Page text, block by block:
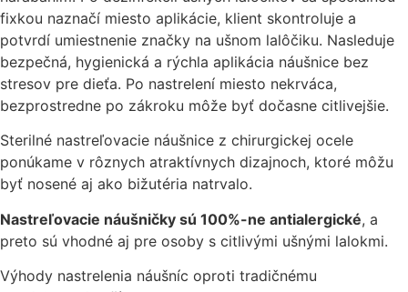
fixkou naznačí miesto aplikácie, klient skontroluje a
potvrdí umiestnenie značky na ušnom lalôčiku. Nasleduje
bezpečná, hygienická a rýchla aplikácia náušnice bez
stresov pre dieťa. Po nastrelení miesto nekrváca,
bezprostredne po zákroku môže byť dočasne citlivejšie.
Sterilné nastreľovacie náušnice z chirurgickej ocele
ponúkame v rôznych atraktívnych dizajnoch, ktoré môžu
byť nosené aj ako bižutéria natrvalo.
Nastreľovacie náušničky sú 100%-ne antialergické, a
preto sú vhodné aj pre osoby s citlivými ušnými lalokmi.
Výhody nastrelenia náušníc oproti tradičnému